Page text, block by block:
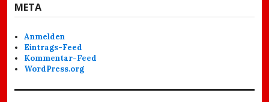
META
Anmelden
Eintrags-Feed
Kommentar-Feed
WordPress.org